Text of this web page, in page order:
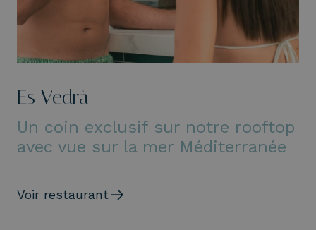
Es Vedrà
Un coin exclusif sur notre rooftop
avec vue sur la mer Méditerranée
Voir restaurant